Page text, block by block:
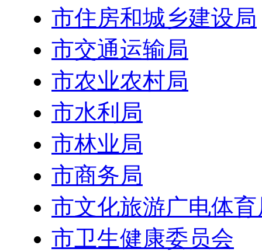
市住房和城乡建设局
市交通运输局
市农业农村局
市水利局
市林业局
市商务局
市文化旅游广电体育
市卫生健康委员会